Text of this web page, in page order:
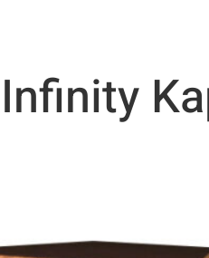
Infinity